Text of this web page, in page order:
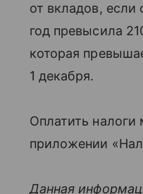
от вкладов,
год превысила
которая
1 декабря.
Оплатить
приложении
Данная